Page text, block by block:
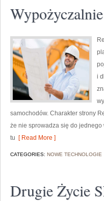
i
samochodów. Charakter strony
że nie sprowadza się do
tu [ Read More ]
CATEGORIES: NOWE TECHNOLOGIE
Drugie Życie